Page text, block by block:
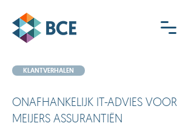
KLANTVERHALEN
ONAFHANKELIJK IT-ADVIES VOOR
MEIJERS ASSURANTIËN